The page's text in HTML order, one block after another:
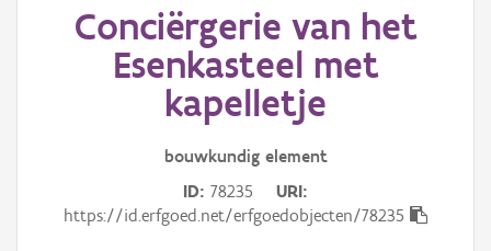
Erfgoedobject
Aanduidingsobject
Gebeurtenis
Conciërgerie van het
Esenkasteel met
kapelletje
bouwkundig element
ID 78235
URI
https://id.erfgoed.net/erfgoedobjecten/78235